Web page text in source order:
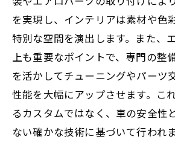
を実現し、インテリアは素材や色
特別な空間を演出します。また、
上も重要なポイントで、専門の整
を活かしてチューニングやパーツ
性能を大幅にアップさせます。こ
るカスタムではなく、車の安全性
ない確かな技術に基づいて行われ